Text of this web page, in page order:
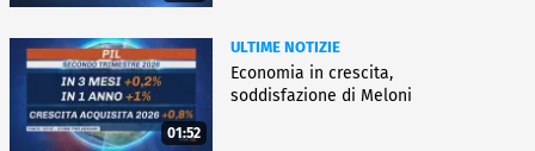
01:52
ULTIME NOTIZIE
Economia in crescita,
soddisfazione di Meloni